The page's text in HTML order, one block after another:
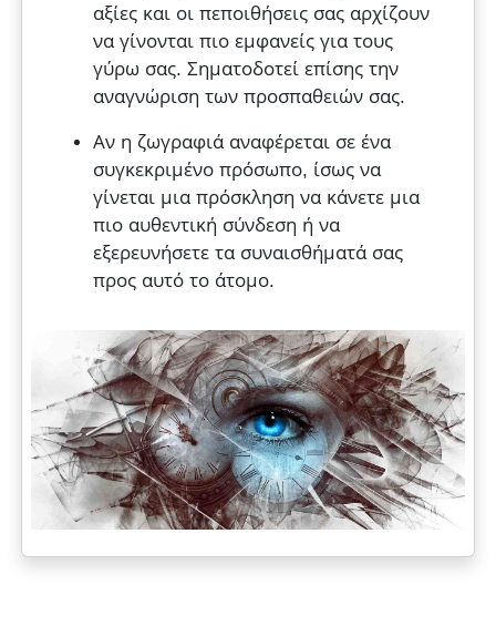
αξίες και οι πεποιθήσεις σας αρχίζουν
να γίνονται πιο εμφανείς για τους
γύρω σας. Σηματοδοτεί επίσης την
αναγνώριση των προσπαθειών σας.
Αν η ζωγραφιά αναφέρεται σε ένα
συγκεκριμένο πρόσωπο, ίσως να
γίνεται μια πρόσκληση να κάνετε μια
πιο αυθεντική σύνδεση ή να
εξερευνήσετε τα συναισθήματά σας
προς αυτό το άτομο.